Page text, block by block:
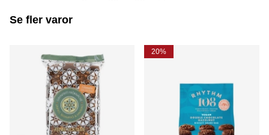
Se fler varor
20%